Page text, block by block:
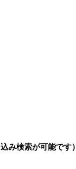
み検索が可能です）